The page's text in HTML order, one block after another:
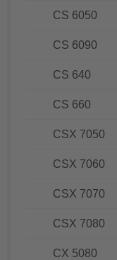
CS 6050
CS 6090
CS 640
CS 660
CSX 7050
CSX 7060
CSX 7070
CSX 7080
CX 5080